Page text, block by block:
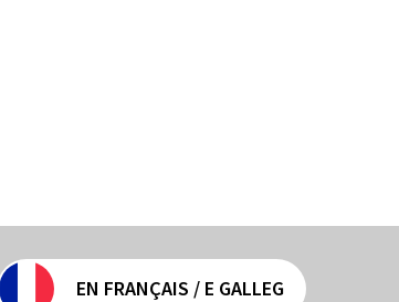
EN FRANÇAIS / E GALLEG